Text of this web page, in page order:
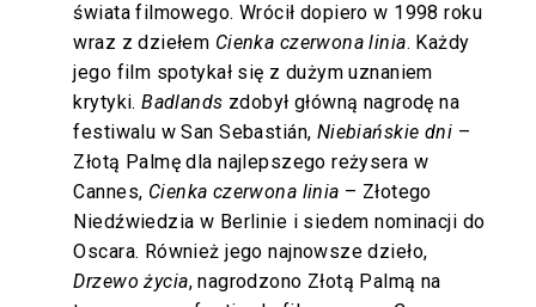
świata filmowego. Wrócił dopiero w 1998 roku
wraz z dziełem Cienka czerwona linia. Każdy
jego film spotykał się z dużym uznaniem
krytyki.Badlands zdobył główną nagrodę na
festiwalu w San Sebastián, Niebiańskie dni –
Złotą Palmę dla najlepszego reżysera w
Cannes, Cienka czerwona linia – Złotego
Niedźwiedzia w Berlinie i siedem nominacji do
Oscara. Również jego najnowsze dzieło,
Drzewo życia, nagrodzono Złotą Palmą na